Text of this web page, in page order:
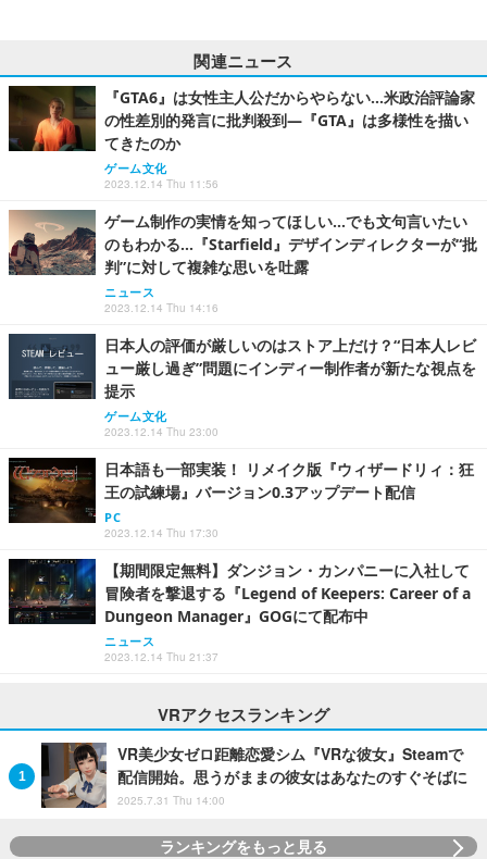
関連ニュース
『GTA6』は女性主人公だからやらない…米政治評論家
の性差別的発言に批判殺到―『GTA』は多様性を描い
てきたのか
ゲーム文化
2023.12.14 Thu 11:56
ゲーム制作の実情を知ってほしい…でも文句言いたい
のもわかる…『Starfield』デザインディレクターが“批
判”に対して複雑な思いを吐露
ニュース
2023.12.14 Thu 14:16
日本人の評価が厳しいのはストア上だけ？“日本人レビ
ュー厳し過ぎ”問題にインディー制作者が新たな視点を
提示
ゲーム文化
2023.12.14 Thu 23:00
日本語も一部実装！ リメイク版『ウィザードリィ：狂
王の試練場』バージョン0.3アップデート配信
PC
2023.12.14 Thu 17:30
【期間限定無料】ダンジョン・カンパニーに入社して
冒険者を撃退する『Legend of Keepers: Career of a
Dungeon Manager』GOGにて配布中
ニュース
2023.12.14 Thu 21:37
VRアクセスランキング
VR美少女ゼロ距離恋愛シム『VRな彼女』Steamで
配信開始。思うがままの彼女はあなたのすぐそばに
2025.7.31 Thu 14:00
ランキングをもっと見る